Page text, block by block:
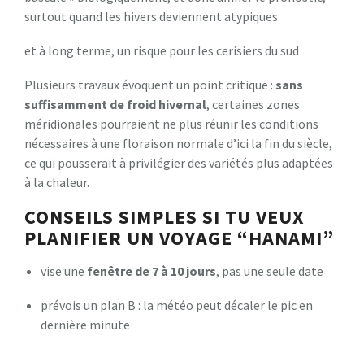
surtout quand les hivers deviennent atypiques.
et à long terme, un risque pour les cerisiers du sud
Plusieurs travaux évoquent un point critique : sans
suffisamment de froid hivernal, certaines zones
méridionales pourraient ne plus réunir les conditions
nécessaires à une floraison normale d’ici la fin du siècle,
ce qui pousserait à privilégier des variétés plus adaptées
à la chaleur.
CONSEILS SIMPLES SI TU VEUX
PLANIFIER UN VOYAGE “HANAMI”
vise une fenêtre de 7 à 10 jours, pas une seule date
prévois un plan B : la météo peut décaler le pic en
dernière minute